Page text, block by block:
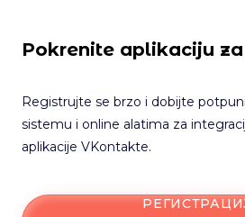
Pokrenite aplikaciju za
Registrujte se brzo i dobijte
sistemu i online alatima za
aplikacije VKontakte.